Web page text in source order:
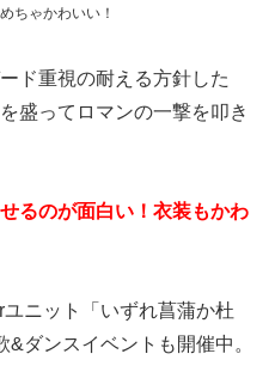
ちゃかわいい！
ド重視の耐える方針した
盛ってロマンの一撃を叩き
るのが面白い！衣装もかわ
ニット「いずれ菖蒲か杜
ダンスイベントも開催中。